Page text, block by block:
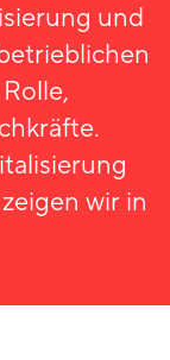
und
wir in